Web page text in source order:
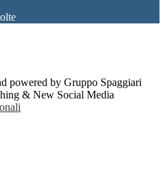
powered by Gruppo Spaggiari
& New Social Media